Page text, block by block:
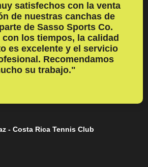
- Costa Rica Tennis Club
satisfechos con la venta
de nuestras canchas de
de Sasso Sports Co.
los tiempos, la calidad
es excelente y el servicio
Recomendamos
su trabajo."